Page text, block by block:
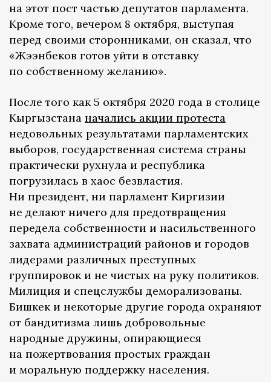
на этот пост частью депутатов парламента.
Кроме того, вечером 8 октября, выступая
перед своими сторонниками, он сказал, что
«Жээнбеков готов уйти в отставку
по собственному желанию».
После того как 5 октября 2020 года в столице
Кыргызстана начались акции протеста
недовольных результатами парламентских
выборов, государственная система страны
практически рухнула и республика
погрузилась в хаос безвластия.
Ни президент, ни парламент Киргизии
не делают ничего для предотвращения
передела собственности и насильственного
захвата администраций районов и городов
лидерами различных преступных
группировок и не чистых на руку политиков.
Милиция и спецслужбы деморализованы.
Бишкек и некоторые другие города охраняют
от бандитизма лишь добровольные
народные дружины, опирающиеся
на пожертвования простых граждан
и моральную поддержку населения.